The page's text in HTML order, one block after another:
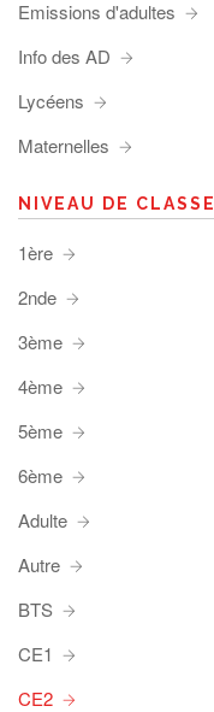
Emissions d'adultes
Info des AD
Lycéens
Maternelles
NIVEAU DE CLASSE
1ère
2nde
3ème
4ème
5ème
6ème
Adulte
Autre
BTS
CE1
CE2